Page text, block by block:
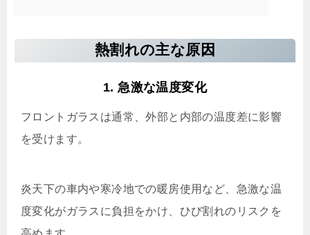
熱割れの主な原因
1. 急激な温度変化
フロントガラスは通常、外部と内部の温度差に影響
を受けます。
炎天下の車内や寒冷地での暖房使用など、急激な温
度変化がガラスに負担をかけ、ひび割れのリスクを